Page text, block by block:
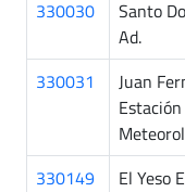
330030
Santo
Ad.
330031
Juan
Estación
330149 El Yeso